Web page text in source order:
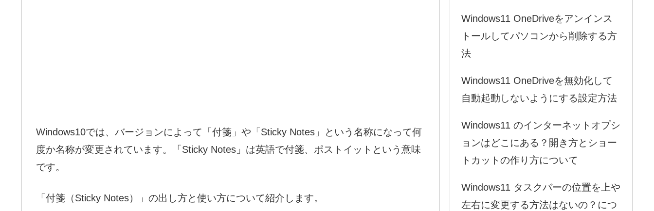
Windows10では、バージョンによって「付箋」や「Sticky Notes」という名称になって何
度か名称が変更されています。「Sticky Notes」は英語で付箋、ポストイットという意味
です。
「付箋（Sticky Notes）」の出し方と使い方について紹介します。
Windows11 OneDriveをアンインス
トールしてパソコンから削除する方
法
Windows11 OneDriveを無効化して
自動起動しないようにする設定方法
Windows11 のインターネットオプシ
ョンはどこにある？開き方とショー
トカットの作り方について
Windows11 タスクバーの位置を上や
左右に変更する方法はないの？につ